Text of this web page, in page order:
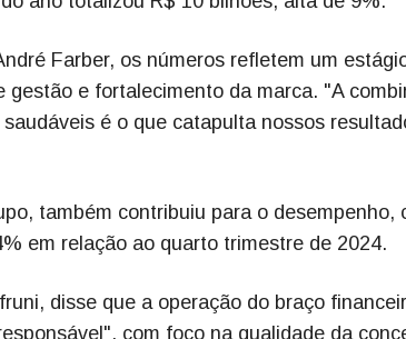
Farber, os números refletem um
gestão e fortalecimento da marca. "A
é o que catapulta nossos
também contribuiu para o desempenho,
em relação ao quarto trimestre de 2024.
disse que a operação do braço
com foco na qualidade da